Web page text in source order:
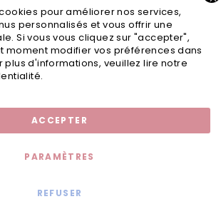
pour améliorer nos services,
personnalisés et vous offrir une
Si vous vous cliquez sur "accepter",
moment modifier vos préférences dans
plus d'informations, veuillez lire notre
ACCEPTER
PARAMÈTRES
REFUSER